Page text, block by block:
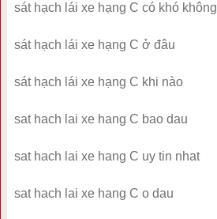
sát hạch lái xe hạng C có khó không
sát hạch lái xe hạng C ở đâu
sát hạch lái xe hạng C khi nào
sat hach lai xe hang C bao dau
sat hach lai xe hang C uy tin nhat
sat hach lai xe hang C o dau